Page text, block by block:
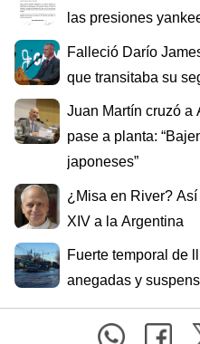
las presiones
Falleció Darío
que transitaba su
Juan Martín cruzó a
pase a planta:
japoneses”
¿Misa en River?
XIV a la Argentina
Fuerte temporal de
anegadas y